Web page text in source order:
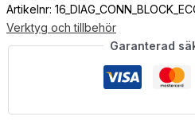
Artikelnr:
Verktyg och tillbehör
Garanterad